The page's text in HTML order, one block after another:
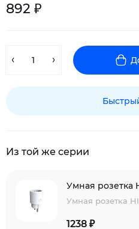
892 ₽
Из той же серии
Умная розетка
Умная розетка
1238 ₽